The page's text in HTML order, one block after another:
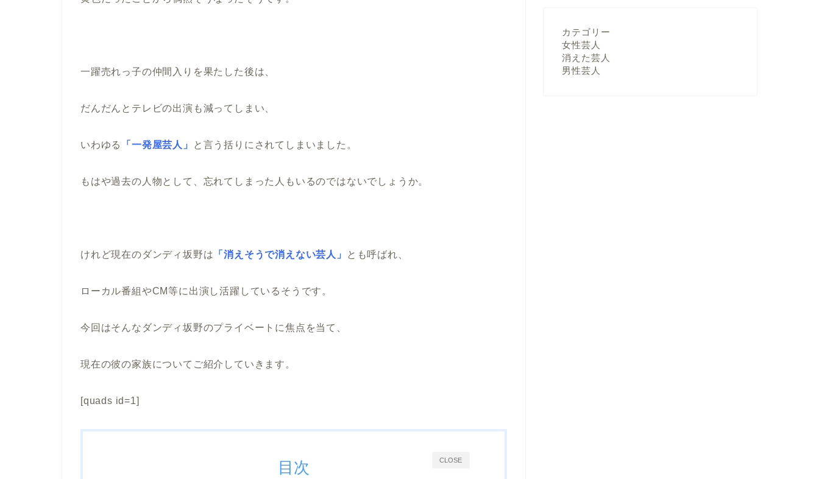
一躍売れっ子の仲間入りを果たした後は、
だんだんとテレビの出演も減ってしまい、
いわゆる 「一発屋芸人」 と言う括りにされてしまいました。
もはや過去の人物として、忘れてしまった人もいるのではないでしょうか。
けれど現在のダンディ坂野は 「消えそうで消えない芸人」 とも呼ばれ、
ローカル番組やCM等に出演し活躍しているそうです。
今回はそんなダンディ坂野のプライベートに焦点を当て、
現在の彼の家族についてご紹介していきます。
[quads id=1]
CLOSE
目次
カテゴリー
女性芸人
消えた芸人
男性芸人